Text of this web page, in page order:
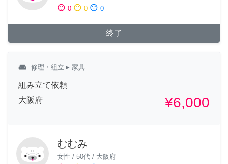
sentiment_satisfied 0 sentiment_neutral 0 sentiment_dissatisfied 0
終了
weekend 修理・組立 ▸ 家具
組み立て依頼
大阪府
¥6,000
むむみ
女性 / 50代 / 大阪府